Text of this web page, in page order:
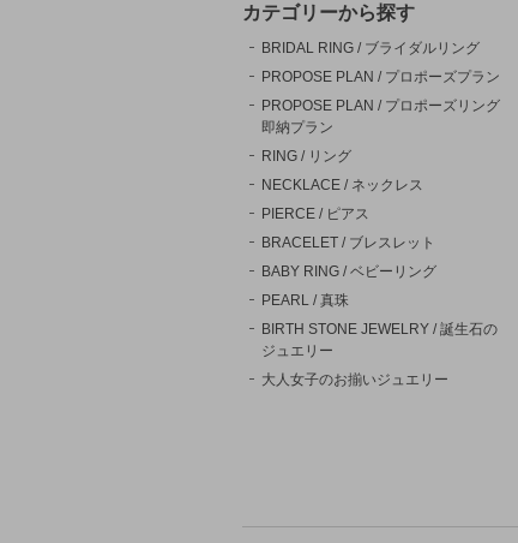
カテゴリーから探す
BRIDAL RING / ブライダルリング
PROPOSE PLAN / プロポーズプラン
PROPOSE PLAN / プロポーズリング
即納プラン
RING / リング
NECKLACE / ネックレス
PIERCE / ピアス
BRACELET / ブレスレット
BABY RING / ベビーリング
PEARL / 真珠
BIRTH STONE JEWELRY / 誕生石の
ジュエリー
大人女子のお揃いジュエリー